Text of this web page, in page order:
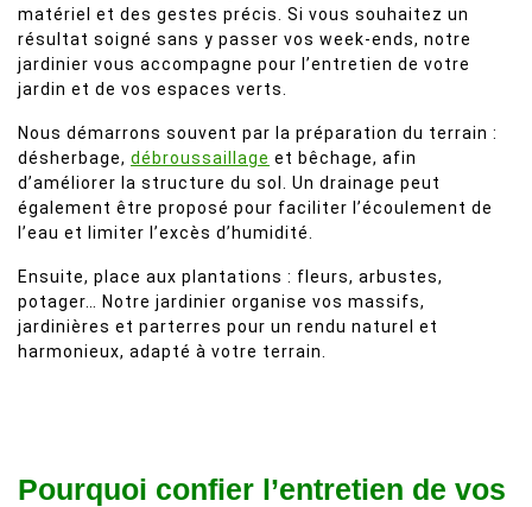
matériel et des gestes précis. Si vous souhaitez un
résultat soigné sans y passer vos week-ends, notre
jardinier vous accompagne pour l’entretien de votre
jardin et de vos espaces verts.
Nous démarrons souvent par la préparation du terrain :
désherbage, débroussaillage et bêchage, afin
d’améliorer la structure du sol. Un drainage peut
également être proposé pour faciliter l’écoulement de
l’eau et limiter l’excès d’humidité.
Ensuite, place aux plantations : fleurs, arbustes,
potager… Notre jardinier organise vos massifs,
jardinières et parterres pour un rendu naturel et
harmonieux, adapté à votre terrain.
Pourquoi confier l’entretien de vos